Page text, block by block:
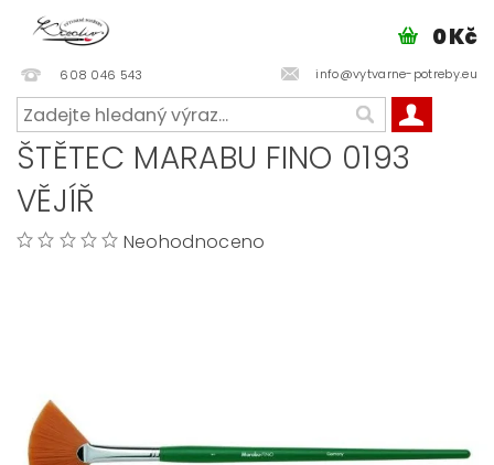
608 046 543 info@vytvarne-potreby.eu
0 Kč
ŠTĚTEC MARABU FINO 0193
VĚJÍŘ
Neohodnoceno